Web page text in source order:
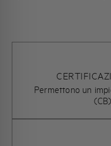
Permettono un